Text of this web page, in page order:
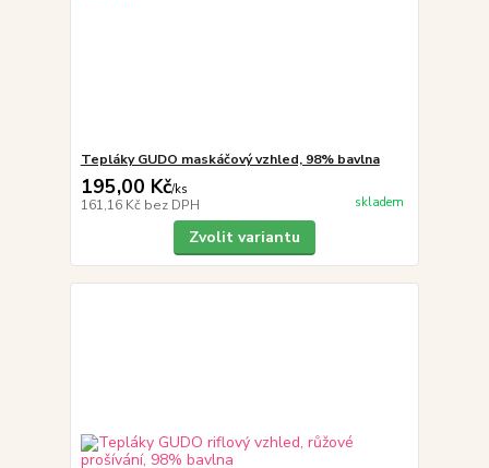
Tepláky GUDO maskáčový vzhled, 98% bavlna
195,00 Kč/ks
161,16 Kč bez DPH skladem
Zvolit variantu